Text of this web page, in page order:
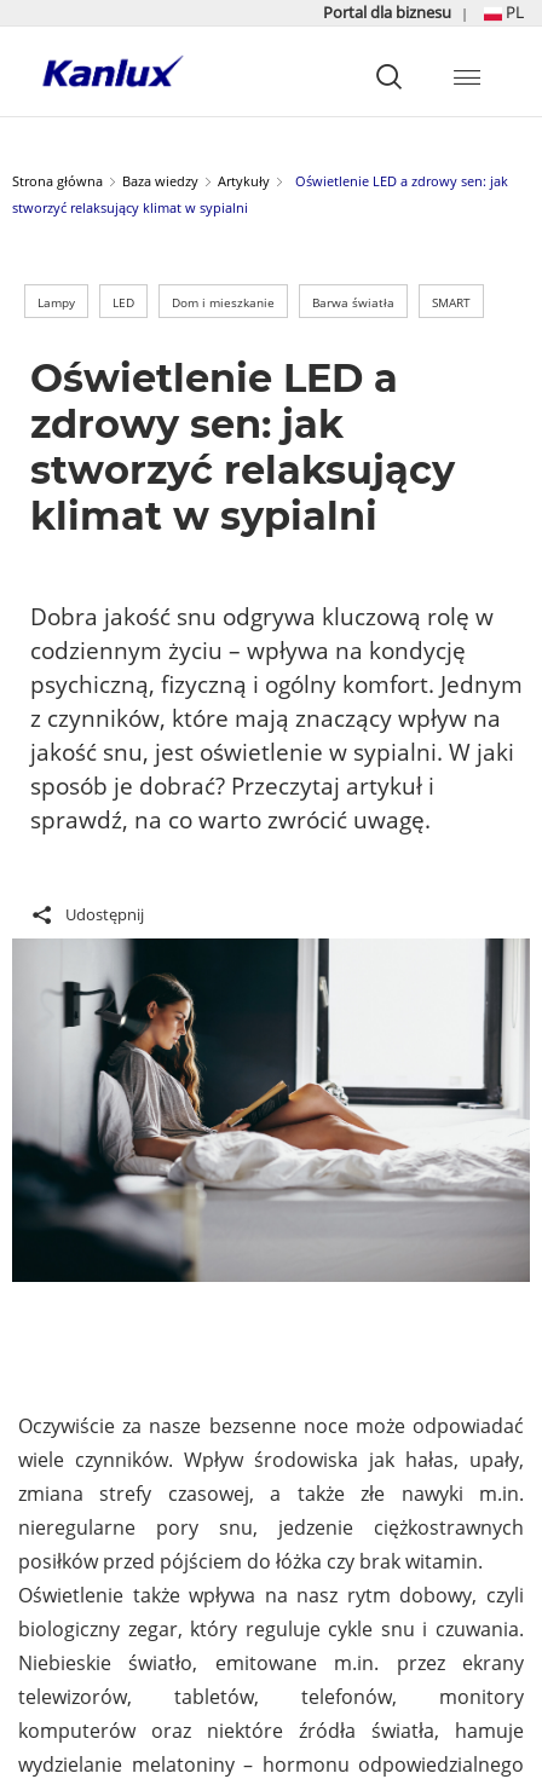
Portal dla biznesu | PL
główna
Strona główna Baza wiedzy Artykuły
Oświetlenie LED a zdrowy sen: jak
stworzyć relaksujący klimat w sypialni
Lampy LED Dom i mieszkanie Barwa światła SMART
Oświetlenie LED a
zdrowy sen: jak
stworzyć relaksujący
klimat w sypialni
Dobra jakość snu odgrywa kluczową rolę w
codziennym życiu – wpływa na kondycję
psychiczną, fizyczną i ogólny komfort. Jednym
z czynników, które mają znaczący wpływ na
jakość snu, jest oświetlenie w sypialni. W jaki
sposób je dobrać? Przeczytaj artykuł i
sprawdź, na co warto zwrócić uwagę.
Udostępnij
Oczywiście za nasze bezsenne noce może odpowiadać
wiele czynników. Wpływ środowiska jak hałas, upały,
zmiana strefy czasowej, a także złe nawyki m.in.
nieregularne pory snu, jedzenie ciężkostrawnych
posiłków przed pójściem do łóżka czy brak witamin.
Oświetlenie także wpływa na nasz rytm dobowy, czyli
biologiczny zegar, który reguluje cykle snu i czuwania.
Niebieskie światło, emitowane m.in. przez ekrany
telewizorów, tabletów, telefonów, monitory
komputerów oraz niektóre źródła światła, hamuje
wydzielanie melatoniny – hormonu odpowiedzialnego